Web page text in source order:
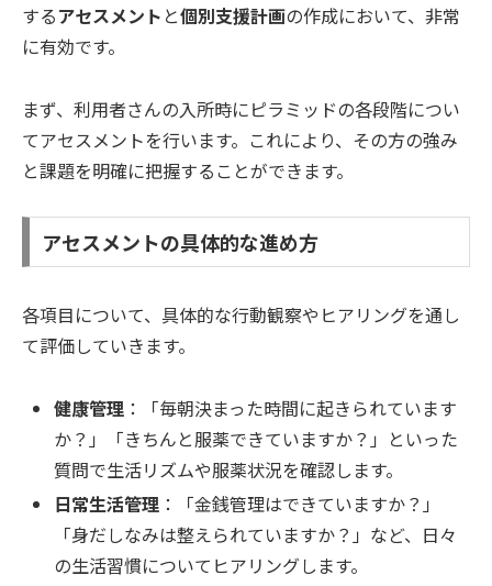
するアセスメント と個別支援計画の作成において、非常
に有効です。
まず、利用者さんの入所時にピラミッドの各段階につい
てアセスメントを行います。これにより、その方の強み
と課題を明確に把握することができます。
アセスメントの具体的な進め方
各項目について、具体的な行動観察やヒアリングを通し
て評価していきます。
健康管理 ：「毎朝決まった時間に起きられています
か？」「きちんと服薬できていますか？」といった
質問で生活リズムや服薬状況を確認します。
日常生活管理 ：「金銭管理はできていますか？」
「身だしなみは整えられていますか？」など、日々
の生活習慣についてヒアリングします。